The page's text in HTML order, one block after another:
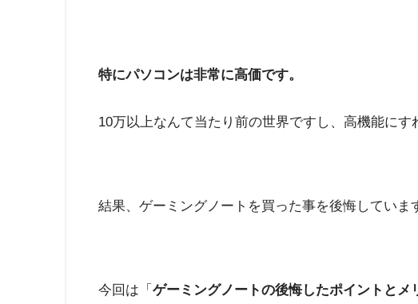
特にパソコンは非常に高価です。
10万以上なんて当たり前の世界ですし、高機能にす
結果、ゲーミングノートを買った事を後悔していま
今回は「ゲーミングノートの後悔したポイントとメ